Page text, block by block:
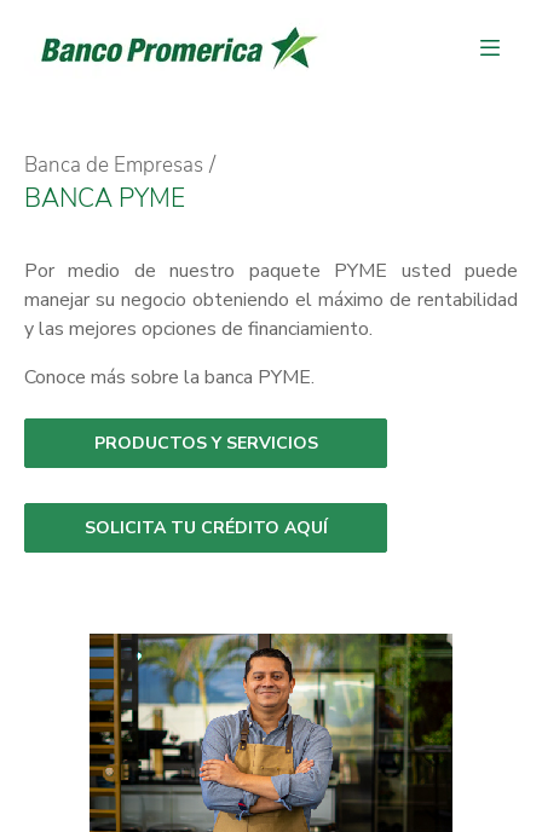
Banca de Empresas
BANCA PYME
Por medio de nuestro paquete PYME usted puede
manejar su negocio obteniendo el máximo de rentabilidad
y las mejores opciones de financiamiento.
Conoce más sobre la banca PYME.
PRODUCTOS Y SERVICIOS
SOLICITA TU CRÉDITO AQUÍ